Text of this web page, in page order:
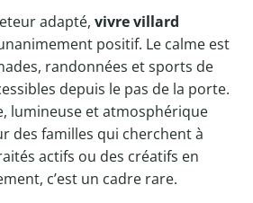
adapté, vivre villard
positif. Le calme est
randonnées et sports de
depuis le pas de la porte.
lumineuse et atmosphérique
des familles qui cherchent à
actifs ou des créatifs en
c’est un cadre rare.